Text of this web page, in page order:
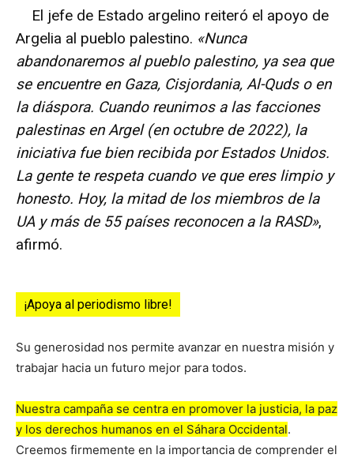
El jefe de Estado argelino reiteró el apoyo de
Argelia al pueblo palestino. «Nunca
abandonaremos al pueblo palestino, ya sea que
se encuentre en Gaza, Cisjordania, Al-Quds o en
la diáspora. Cuando reunimos a las facciones
palestinas en Argel (en octubre de 2022), la
iniciativa fue bien recibida por Estados Unidos.
La gente te respeta cuando ve que eres limpio y
honesto. Hoy, la mitad de los miembros de la
UA y más de 55 países reconocen a la RASD»,
afirmó.
¡Apoya al periodismo libre!
Su generosidad nos permite avanzar en nuestra misión y
trabajar hacia un futuro mejor para todos.
Nuestra campaña se centra en promover la justicia, la paz
y los derechos humanos en el Sáhara Occidental.
Creemos firmemente en la importancia de comprender el